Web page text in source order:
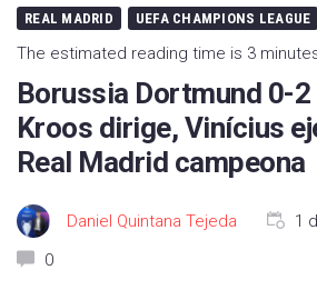
REAL MADRID UEFA CHAMPIONS LEAGUE
The estimated reading time is 3
Borussia Dortmund 0-
Kroos dirige, Vinícius
Real Madrid campeona
Daniel Quintana Tejeda
1
0